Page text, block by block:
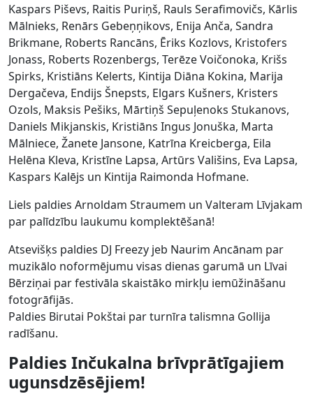
Kaspars Piševs, Raitis Puriņš, Rauls Serafimovičs, Kārlis
Mālnieks, Renārs Gebeņņikovs, Enija Anča, Sandra
Brikmane, Roberts Rancāns, Ēriks Kozlovs, Kristofers
Jonass, Roberts Rozenbergs, Terēze Voičonoka, Krišs
Spirks, Kristiāns Kelerts, Kintija Diāna Kokina, Marija
Dergačeva, Endijs Šnepsts, Elgars Kušners, Kristers
Ozols, Maksis Pešiks, Mārtiņš Sepuļenoks Stukanovs,
Daniels Mikjanskis, Kristiāns Ingus Jonuška, Marta
Mālniece, Žanete Jansone, Katrīna Kreicberga, Eila
Helēna Kleva, Kristīne Lapsa, Artūrs Vališins, Eva Lapsa,
Kaspars Kalējs un Kintija Raimonda Hofmane.
Liels paldies Arnoldam Straumem un Valteram Līvjakam
par palīdzību laukumu komplektēšanā!
Atsevišķs paldies DJ Freezy jeb Naurim Ancānam par
muzikālo noformējumu visas dienas garumā un Līvai
Bērziņai par festivāla skaistāko mirkļu iemūžināšanu
fotogrāfijās.
Paldies Birutai Pokštai par turnīra talismna Gollija
radīšanu.
Paldies Inčukalna brīvprātīgajiem
ugunsdzēsējiem!